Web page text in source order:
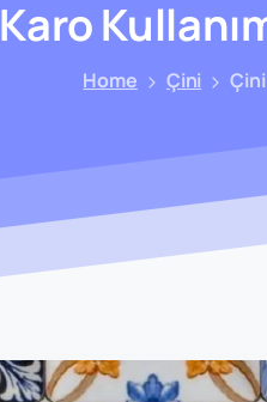
Karo
Home Çini